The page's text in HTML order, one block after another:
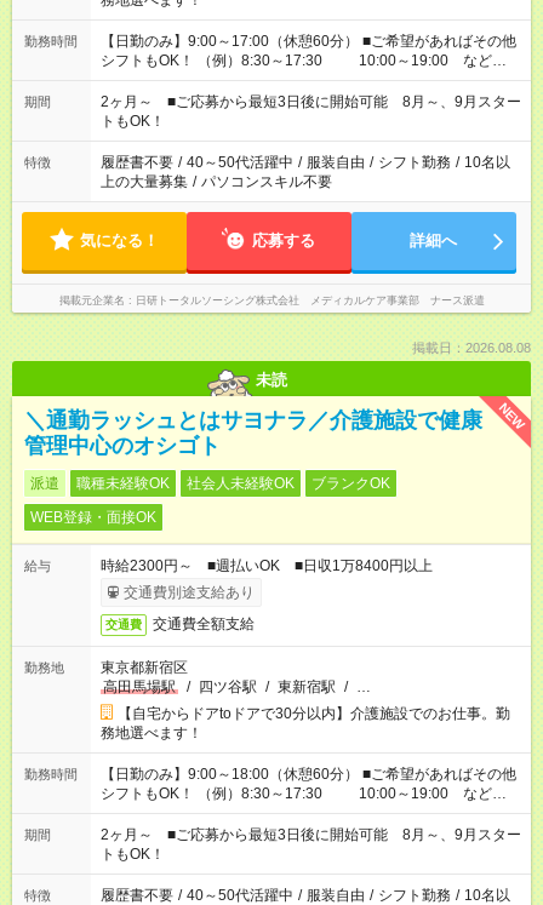
勤務時間
【日勤のみ】9:00～17:00（休憩60分） ■ご希望があればその他
シフトもOK！ （例）8:30～17:30 10:00～19:00 など
「家族とお休みを合わせたい」 「できれば残業はしたくない」
など、あなたのご希望に沿ったお仕事をご紹介します！ ※Wワ
ーク希望の方へ 今ご覧のお仕事で希望する勤務時間と、もう1つ
のお仕事の勤務時間。 合計で週40時間を超える場合は応募でき
ません
期間
2ヶ月～ ■ご応募から最短3日後に開始可能 8月～、9月スター
トもOK！
特徴 履歴書不要 / 40～50代活躍中 / 服装自由 / シフト勤務 / 10名以
上の大量募集 / パソコンスキル不要
気になる！ 応募する 詳細へ
掲載元企業名 日研トータルソーシング株式会社 メディカルケア事業部 ナース派遣
掲載日：2026.08.08
未読
NEW
＼通勤ラッシュとはサヨナラ／介護施設で健康
管理中心のオシゴト
派遣 職種未経験OK 社会人未経験OK
ブランクOK
WEB登録・面接OK
給与
時給2300円～ ■週払いOK ■日収1万8400円以上
交通費別途支給あり
交通費 交通費全額支給
勤務地
東京都新宿区
高田馬場駅
/ 四ツ谷駅 / 東新宿駅 / …
【自宅からドアtoドアで30分以内】介護施設でのお仕事。勤
務地選べます！
勤務時間
【日勤のみ】9:00～18:00（休憩60分） ■ご希望があればその他
シフトもOK！ （例）8:30～17:30 10:00～19:00 など
「家族とお休みを合わせたい」 「余裕を持って夕飯の準備がし
たい」 「できれば残業はしたくない」 など、ご希望があれば教
えてくださいね。 ※Wワーク希望の方へ 今ご覧のお仕事で希望
する勤務時間と、もう1つのお仕事の勤務時間。 合計で週40時
間を超える場合は応募できません
期間
2ヶ月～ ■ご応募から最短3日後に開始可能 8月～、9月スター
トもOK！
特徴 履歴書不要 / 40～50代活躍中 / 服装自由 / シフト勤務 / 10名以